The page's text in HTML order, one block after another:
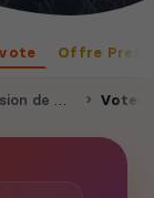
Offre
Stratégique Voter